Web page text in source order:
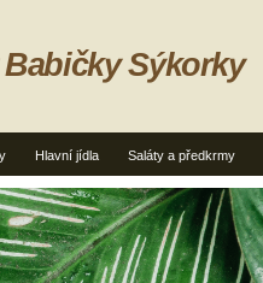
Hlavní jídla Saláty a předkrmy
Sýkorky